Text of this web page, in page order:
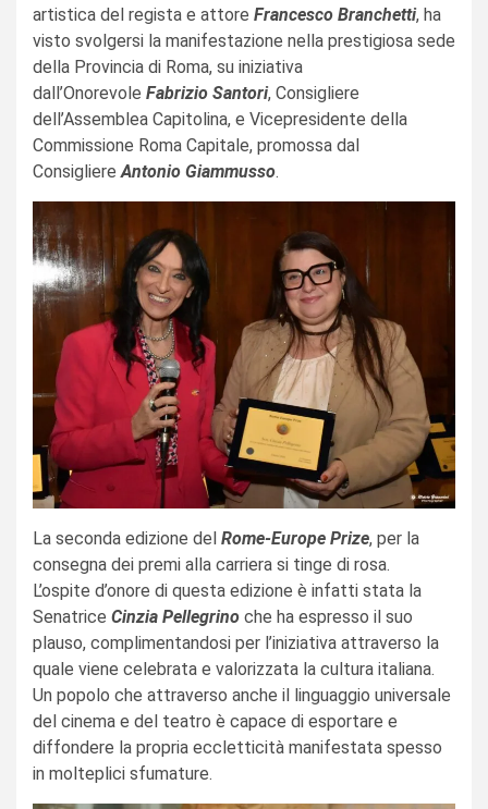
artistica del regista e attore Francesco Branchetti, ha
visto svolgersi la manifestazione nella prestigiosa sede
della Provincia di Roma, su iniziativa
dall’Onorevole Fabrizio Santori, Consigliere
dell’Assemblea Capitolina, e Vicepresidente della
Commissione Roma Capitale, promossa dal
Consigliere Antonio Giammusso.
La seconda edizione del Rome-Europe Prize, per la
consegna dei premi alla carriera si tinge di rosa.
L’ospite d’onore di questa edizione è infatti stata la
Senatrice Cinzia Pellegrino che ha espresso il suo
plauso, complimentandosi per l’iniziativa attraverso la
quale viene celebrata e valorizzata la cultura italiana.
Un popolo che attraverso anche il linguaggio universale
del cinema e del teatro è capace di esportare e
diffondere la propria eccletticità manifestata spesso
in molteplici sfumature.